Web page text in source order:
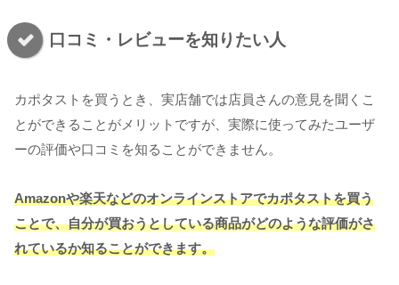
口コミ・レビューを知りたい人
カポタストを買うとき、実店舗では店員さんの意見を聞くこ
とができることがメリットですが、実際に使ってみたユーザ
ーの評価や口コミを知ることができません。
Amazonや楽天などのオンラインストアでカポタストを買う
ことで、自分が買おうとしている商品がどのような評価がさ
れているか知ることができます。